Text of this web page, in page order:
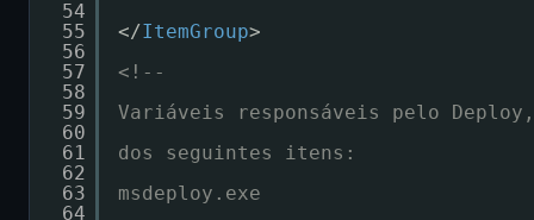
54
55
56
57
58
59
60
61
62
63
64
</ItemGroup>
<!--
Variáveis responsáveis pelo
dos seguintes itens:
msdeploy.exe